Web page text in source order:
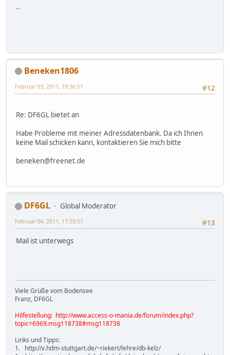
..
Beneken1806
#12
Februar 03, 2011, 19:36:51
Re: DF6GL bietet an
Habe Probleme mit meiner Adressdatenbank. Da ich Ihnen
keine Mail schicken kann, kontaktieren Sie mich bitte
beneken@freenet.de
DF6GL
Global Moderator
#13
Februar 04, 2011, 17:53:51
Mail ist unterwegs
Viele Grüße vom Bodensee
Franz, DF6GL
Hilfestellung: http://www.access-o-mania.de/forum/index.php?
topic=6969.msg118738#msg118738
Links und Tipps:
1. http://v.hdm-stuttgart.de/~riekert/lehre/db-kelz/